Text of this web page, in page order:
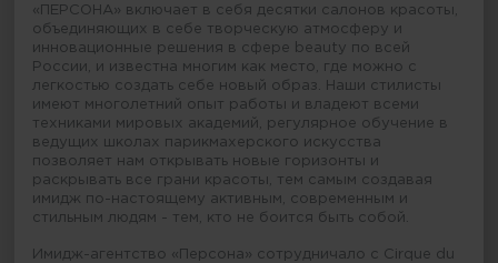
«ПЕРСОНА» включает в себя десятки салонов красоты,
объединяющих в себе творческую атмосферу и
инновационные решения в сфере beauty по всей
России, и известна многим как место, где можно с
легкостью создать себе новый образ. Наши стилисты
имеют многолетний опыт работы и владеют всеми
техниками мировых академий, регулярное обучение в
ведущих школах парикмахерского искусства
позволяет нам открывать новые горизонты и
раскрывать все грани красоты, тем самым создавая
имидж по-настоящему активным, современным и
стильным людям - тем, кто не боится быть собой.
Имидж-агентство «Персона» сотрудничало с Cirque du